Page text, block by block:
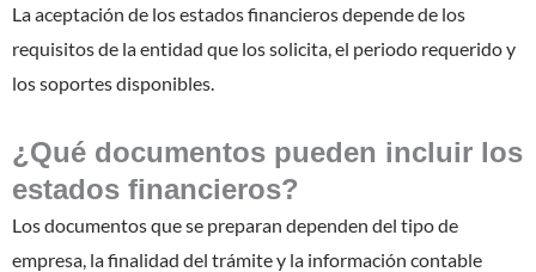
La aceptación de los estados financieros depende de los
requisitos de la entidad que los solicita, el periodo requerido y
los soportes disponibles.
¿Qué documentos pueden incluir los
estados financieros?
Los documentos que se preparan dependen del tipo de
empresa, la finalidad del trámite y la información contable